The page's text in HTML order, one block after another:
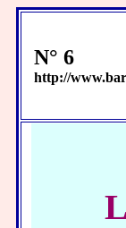
N° 6
http://